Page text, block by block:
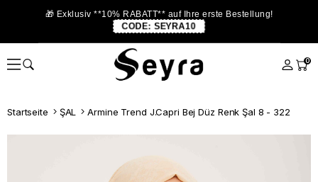
🎁 Exklusiv **10% RABATT** auf Ihre erste Bestellung!
CODE: SEYRA10
0
Startseite ŞAL Armine Trend J.Capri Bej Düz Renk Şal 8 - 322